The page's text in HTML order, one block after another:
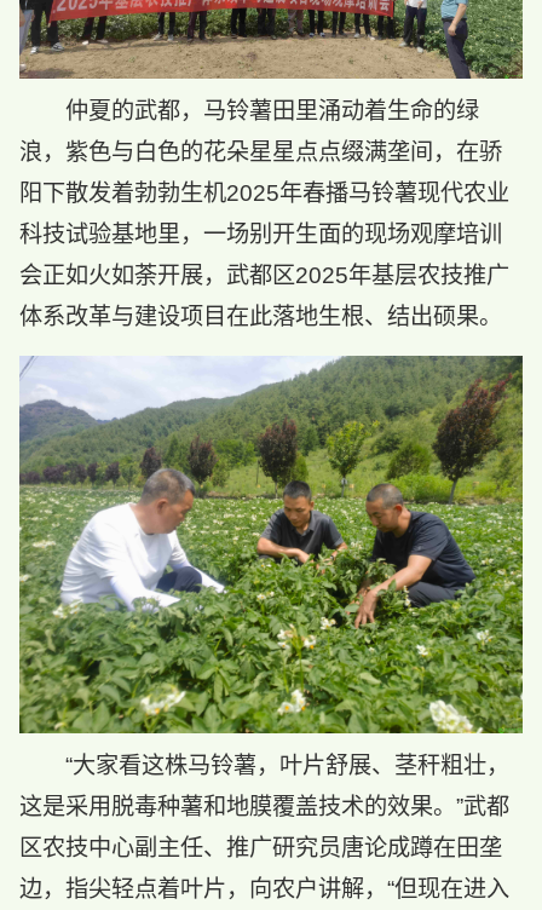
仲夏的武都，马铃薯田里涌动着生命的绿
浪，紫色与白色的花朵星星点点缀满垄间，在骄
阳下散发着勃勃生机2025年春播马铃薯现代农业
科技试验基地里，一场别开生面的现场观摩培训
会正如火如荼开展，武都区2025年基层农技推广
体系改革与建设项目在此落地生根、结出硕果。
“大家看这株马铃薯，叶片舒展、茎秆粗壮，
这是采用脱毒种薯和地膜覆盖技术的效果。”武都
区农技中心副主任、推广研究员唐论成蹲在田垄
边，指尖轻点着叶片，向农户讲解，“但现在进入